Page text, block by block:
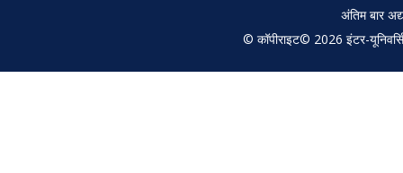
अंतिम बार
© कॉपीराइट© 2026 इंटर-